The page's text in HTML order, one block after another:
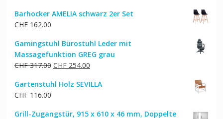
Barhocker AMELIA schwarz 2er Set
CHF162.00
Gamingstuhl Bürostuhl Leder mit
Massagefunktion GREG grau
CHF317.00 Ursprünglicher
war:
CHF254.00Aktueller
ist:
Gartenstuhl Holz SEVILLA
CHF116.00
Grill-Zugangstür, 915 x 610 x 46 mm, Doppelte